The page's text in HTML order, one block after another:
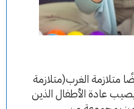
متلازمة الغرب(متلازمة
عادة الأطفال الذين